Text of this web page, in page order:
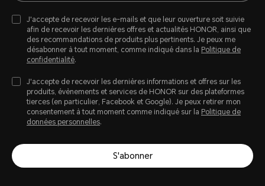
J'accepte de recevoir les e-mails et que leur ouverture soit suivie
afin de recevoir les dernières offres et actualités HONOR, ainsi que
des recommandations de produits plus pertinents. Je peux me
désabonner à tout moment, comme indiqué dans la Politique de
confidentialité.
J'accepte de recevoir les dernières informations et offres sur les
produits, évènements et services de HONOR sur des plateformes
tierces (en particulier, Facebook et Google). Je peux retirer mon
consentement à tout moment comme indiqué sur la Politique de
données personnelles.
S'abonner